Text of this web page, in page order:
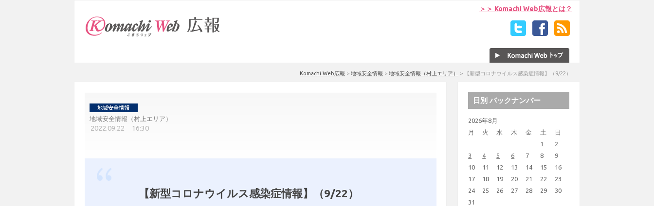
＞＞ Komachi Web広報とは？
Komachi Web広報 > 地域安全情報 > 地域安全情報（村上エリア） > 【新型コロナウイルス感染症情報】（9/22）
地域安全情報（村上エリア）
2022.09.22 16:30
【新型コロナウイルス感染症情報】（9/22）
日別 バックナンバー
2026年8月
月
火 水 木 金 土 日
1
2
3
4 5 6 7 8
9
10
11 12 13 14 15
16
17
18 19 20 21 22
23
24
25 26 27 28 29
30
31